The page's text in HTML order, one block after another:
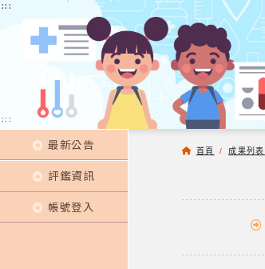
:::
:::
最新公告
評鑑資訊
帳號登入
首頁 /成果列表
:::